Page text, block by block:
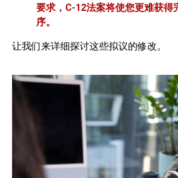
要求，C-12法案将使您更难获得
序。
让我们来详细探讨这些拟议的修改。